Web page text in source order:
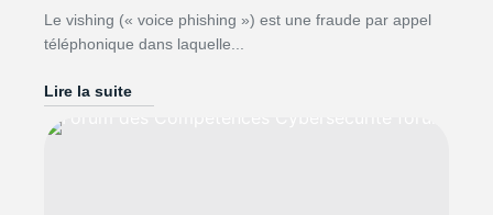
Le vishing (« voice phishing ») est une fraude par appel
téléphonique dans laquelle...
Lire la suite